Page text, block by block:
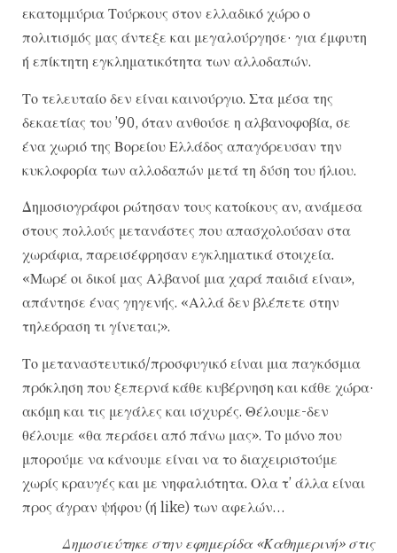
εκατομμύρια Τούρκους στον ελλαδικό χώρο ο
πολιτισμός μας άντεξε και μεγαλούργησε· για έμφυτη
ή επίκτητη εγκληματικότητα των αλλοδαπών.
Το τελευταίο δεν είναι καινούργιο. Στα μέσα της
δεκαετίας του ’90, όταν ανθούσε η αλβανοφοβία, σε
ένα χωριό της Βορείου Ελλάδος απαγόρευσαν την
κυκλοφορία των αλλοδαπών μετά τη δύση του ήλιου.
Δημοσιογράφοι ρώτησαν τους κατοίκους αν, ανάμεσα
στους πολλούς μετανάστες που απασχολούσαν στα
χωράφια, παρεισέφρησαν εγκληματικά στοιχεία.
«Μωρέ οι δικοί μας Αλβανοί μια χαρά παιδιά είναι»,
απάντησε ένας γηγενής. «Αλλά δεν βλέπετε στην
τηλεόραση τι γίνεται;».
Το μεταναστευτικό/προσφυγικό είναι μια παγκόσμια
πρόκληση που ξεπερνά κάθε κυβέρνηση και κάθε χώρα·
ακόμη και τις μεγάλες και ισχυρές. Θέλουμε-δεν
θέλουμε «θα περάσει από πάνω μας». Το μόνο που
μπορούμε να κάνουμε είναι να το διαχειριστούμε
χωρίς κραυγές και με νηφαλιότητα. Ολα τ’ άλλα είναι
προς άγραν ψήφου (ή like) των αφελών…
Δημοσιεύτηκε στην εφημερίδα «Καθημερινή» στις